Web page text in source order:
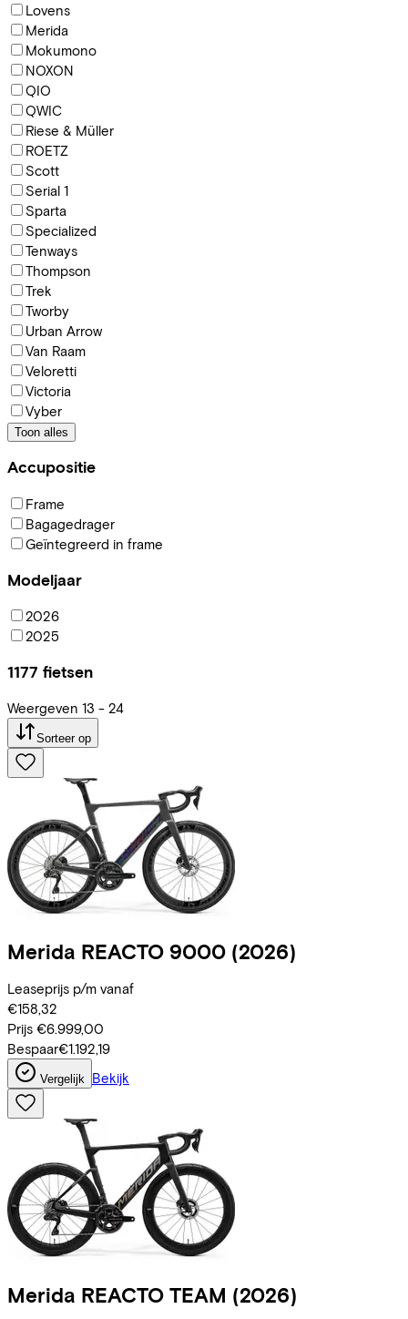
Lovens
Merida
Mokumono
NOXON
QIO
QWIC
Riese & Müller
ROETZ
Scott
Serial 1
Sparta
Specialized
Tenways
Thompson
Trek
Tworby
Urban Arrow
Van Raam
Veloretti
Victoria
Vyber
Toon alles
Accupositie
Frame
Bagagedrager
Geïntegreerd in frame
Modeljaar
2026
2025
1177 fietsen
Weergeven 13 - 24
Sorteer op
Merida REACTO 9000 (2026)
Leaseprijs p/m vanaf
€158,32
Prijs €6.999,00
Bespaar€1.192,19
Vergelijk Bekijk
Merida REACTO TEAM (2026)